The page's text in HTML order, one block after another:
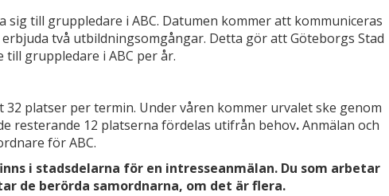
till gruppledare i ABC. Datumen kommer att kommuniceras
två utbildningsomgångar. Detta gör att Göteborgs Stad
gruppledare i ABC per år.
platser per termin. Under våren kommer urvalet ske genom
resterande 12 platserna fördelas utifrån behov.Anmälan och
för ABC.
i stadsdelarna för en intresseanmälan. Du som arbetar
de berörda samordnarna, om det är flera.